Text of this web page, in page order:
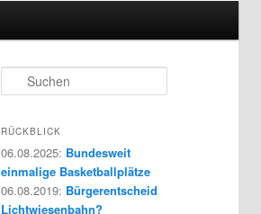
u
h
n
RÜCKBLICK
06.08.2025: Bundesweit
einmalige Basketballplätze
06.08.2019: Bürgerentscheid
Lichtwiesenbahn?